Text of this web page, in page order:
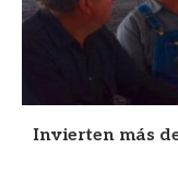
Invierten más